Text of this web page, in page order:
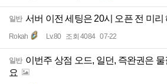
일반 서버 이전 세팅은 20시 오픈 전 미리
Rokah Lv.80 조회 4084 07-22
일반 이번주 상점 오드, 일던, 즉완권은 물
요